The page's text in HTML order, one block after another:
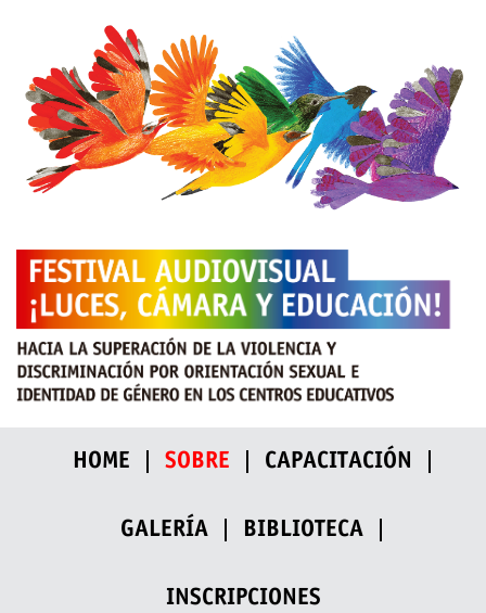
HOME SOBRE CAPACITACIÓN
GALERÍA BIBLIOTECA
INSCRIPCIONES